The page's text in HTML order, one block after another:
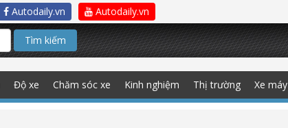
Autodaily.vn Autodaily.vn
Tìm kiếm
Độ xe Chăm sóc xe Kinh nghiệm Thị trường Xe máy